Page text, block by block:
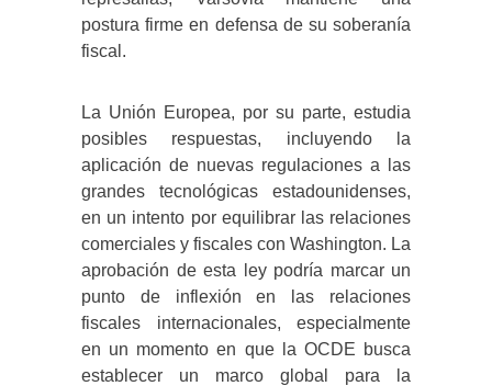
postura firme en defensa de su soberanía
fiscal.
La Unión Europea, por su parte, estudia
posibles respuestas, incluyendo la
aplicación de nuevas regulaciones a las
grandes tecnológicas estadounidenses,
en un intento por equilibrar las relaciones
comerciales y fiscales con Washington. La
aprobación de esta ley podría marcar un
punto de inflexión en las relaciones
fiscales internacionales, especialmente
en un momento en que la OCDE busca
establecer un marco global para la